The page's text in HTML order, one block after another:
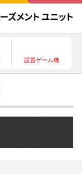
設置ゲーム機